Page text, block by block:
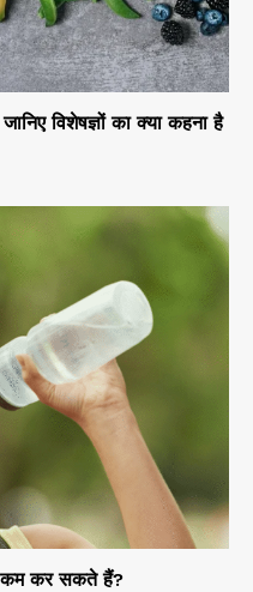
विशेषज्ञों का क्या कहना है
कम कर सकते हैं?